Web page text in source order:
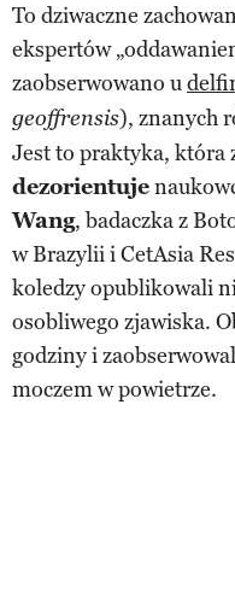
To dziwaczne
ekspertów
zaobserwowano u
geoffrensis), znanych
Jest to praktyka, która
dezorientuje
Wang, badaczka z
w Brazylii i CetAsia
koledzy opublikowali
osobliwego zjawiska.
godziny i
moczem w powietrze.